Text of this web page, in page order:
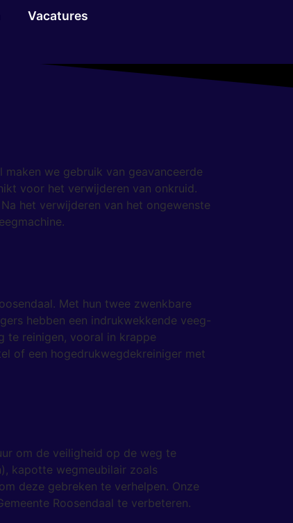
Vacatures
we gebruik van geavanceerde
voor het verwijderen van onkruid.
het verwijderen van het ongewenste
Met hun twee zwenkbare
hebben een indrukwekkende veeg-
te reinigen, vooral in krappe
of een hogedrukwegdekreiniger met
om de veiligheid op de weg te
kapotte wegmeubilair zoals
deze gebreken te verhelpen. Onze
Roosendaal te verbeteren.